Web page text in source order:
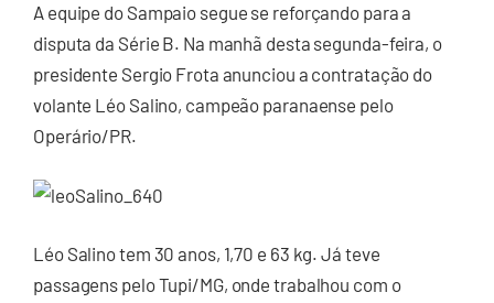
A equipe do Sampaio segue se reforçando para a
disputa da Série B. Na manhã desta segunda-feira, o
presidente Sergio Frota anunciou a contratação do
volante Léo Salino, campeão paranaense pelo
Operário/PR.
Léo Salino tem 30 anos, 1,70 e 63 kg. Já teve
passagens pelo Tupi/MG, onde trabalhou com o